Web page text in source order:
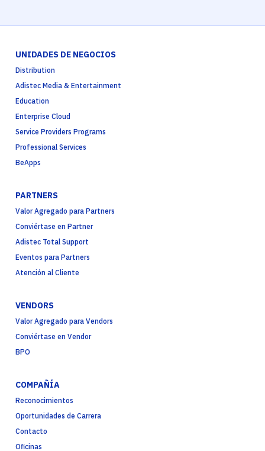
UNIDADES DE NEGOCIOS
Distribution
Adistec Media & Entertainment
Education
Enterprise Cloud
Service Providers Programs
Professional Services
BeApps
PARTNERS
Valor Agregado para Partners
Conviértase en Partner
Adistec Total Support
Eventos para Partners
Atención al Cliente
VENDORS
Valor Agregado para Vendors
Conviértase en Vendor
BPO
COMPAÑÍA
Reconocimientos
Oportunidades de Carrera
Contacto
Oficinas